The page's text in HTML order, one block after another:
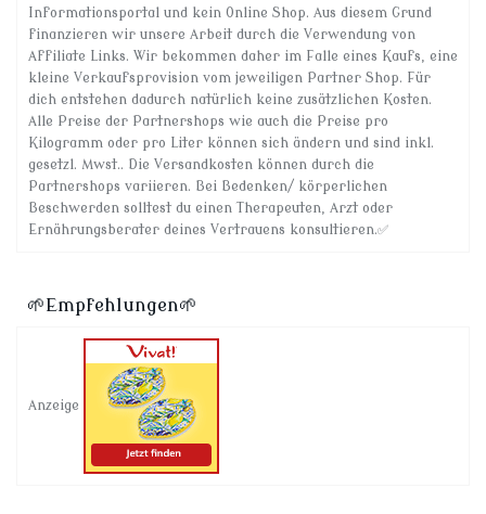
Informationsportal und kein Online Shop. Aus diesem Grund
finanzieren wir unsere Arbeit durch die Verwendung von
Affiliate Links. Wir bekommen daher im Falle eines Kaufs, eine
kleine Verkaufsprovision vom jeweiligen Partner Shop. Für
dich entstehen dadurch natürlich keine zusätzlichen Kosten.
Alle Preise der Partnershops wie auch die Preise pro
Kilogramm oder pro Liter können sich ändern und sind inkl.
gesetzl. Mwst.. Die Versandkosten können durch die
Partnershops variieren. Bei Bedenken/ körperlichen
Beschwerden solltest du einen Therapeuten, Arzt oder
Ernährungsberater deines Vertrauens konsultieren.✅
🌱Empfehlungen🌱
Anzeige